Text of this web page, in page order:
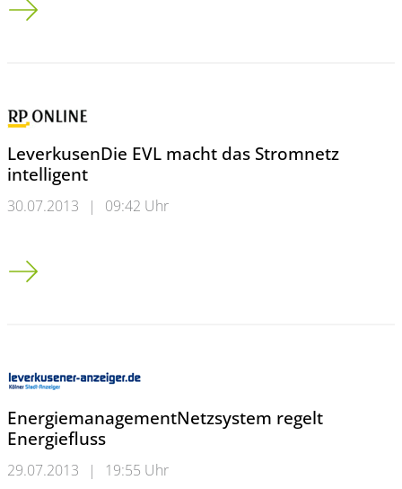
LeverkusenDie EVL macht das Stromnetz
intelligent
30.07.2013 | 09:42 Uhr
Leverkusen<br />Die EVL macht das Stromnetz intelligent
EnergiemanagementNetzsystem regelt
Energiefluss
29.07.2013 | 19:55 Uhr